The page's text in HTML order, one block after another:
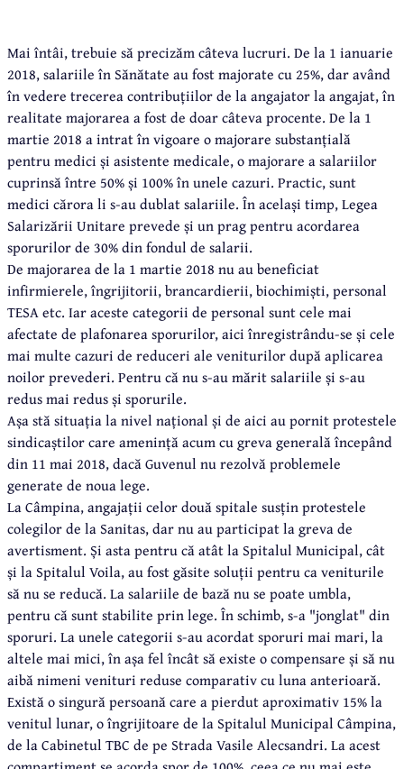
Mai întâi, trebuie să precizăm câteva lucruri. De la 1 ianuarie
2018, salariile în Sănătate au fost majorate cu 25%, dar având
în vedere trecerea contribuțiilor de la angajator la angajat, în
realitate majorarea a fost de doar câteva procente. De la 1
martie 2018 a intrat în vigoare o majorare substanțială
pentru medici și asistente medicale, o majorare a salariilor
cuprinsă între 50% și 100% în unele cazuri. Practic, sunt
medici cărora li s-au dublat salariile. În același timp, Legea
Salarizării Unitare prevede și un prag pentru acordarea
sporurilor de 30% din fondul de salarii.
De majorarea de la 1 martie 2018 nu au beneficiat
infirmierele, îngrijitorii, brancardierii, biochimiști, personal
TESA etc. Iar aceste categorii de personal sunt cele mai
afectate de plafonarea sporurilor, aici înregistrându-se și cele
mai multe cazuri de reduceri ale veniturilor după aplicarea
noilor prevederi. Pentru că nu s-au mărit salariile și s-au
redus mai redus și sporurile.
Așa stă situația la nivel național și de aici au pornit protestele
sindicaștilor care amenință acum cu greva generală începând
din 11 mai 2018, dacă Guvenul nu rezolvă problemele
generate de noua lege.
La Câmpina, angajații celor două spitale susțin protestele
colegilor de la Sanitas, dar nu au participat la greva de
avertisment. Și asta pentru că atât la Spitalul Municipal, cât
și la Spitalul Voila, au fost găsite soluții pentru ca veniturile
să nu se reducă. La salariile de bază nu se poate umbla,
pentru că sunt stabilite prin lege. În schimb, s-a "jonglat" din
sporuri. La unele categorii s-au acordat sporuri mai mari, la
altele mai mici, în așa fel încât să existe o compensare și să nu
aibă nimeni venituri reduse comparativ cu luna anterioară.
Există o singură persoană care a pierdut aproximativ 15% la
venitul lunar, o îngrijitoare de la Spitalul Municipal Câmpina,
de la Cabinetul TBC de pe Strada Vasile Alecsandri. La acest